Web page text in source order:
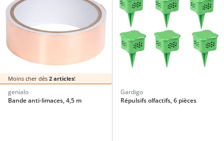
Moins cher dès 2 articles!
genialo
Bande anti-limaces, 4,5 m
Gardigo
Répulsifs olfactifs, 6 pièces